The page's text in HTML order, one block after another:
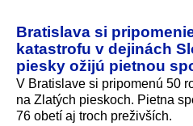
Bratislava si
katastrofu v dejinách
piesky ožijú pietnou
V Bratislave si pripomenú 50
na Zlatých pieskoch. Pietna
76 obetí aj troch preživších.